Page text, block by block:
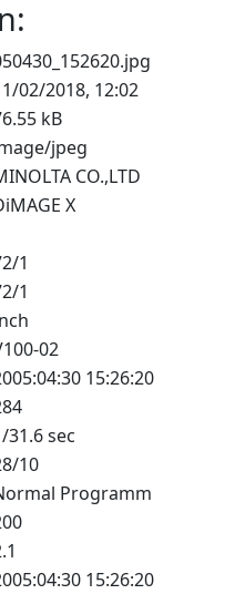
02/2018, 12:02
kB
jpeg
CO.,LTD
X
1
1
02
15:26:20
31.6 sec
10
Programm
15:26:20